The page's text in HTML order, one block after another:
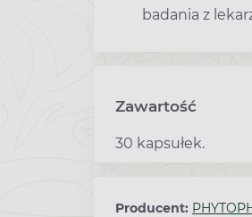
badania z
Zawartość
30 kapsułek.
Producent: